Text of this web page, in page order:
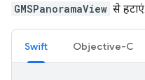
GMSPanoramaView से हटाएं.
Swift Objective-C